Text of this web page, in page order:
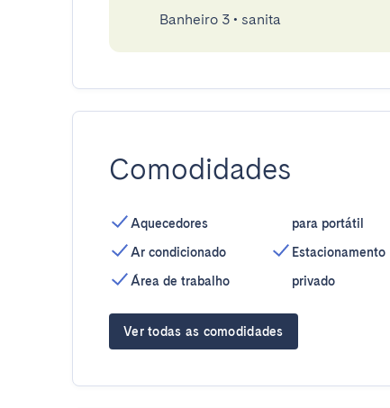
Banheiro 3 • sanita
Comodidades
Aquecedores
Ar condicionado
Área de trabalho
para portátil
Estacionamento
privado
Ver todas as comodidades